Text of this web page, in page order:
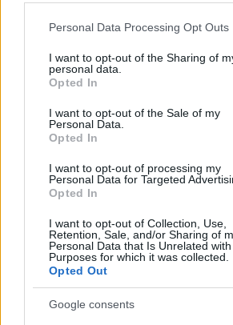
Please note that this website/app uses
not limited to your visit or usage
grant or deny consent to Google and its
use your data for below specified
consent section.
Personal Data Processing Opt Outs
I want to opt-out of the Sharing of
personal data.
Opted In
I want to opt-out of the Sale of my
Personal Data.
Opted In
I want to opt-out of processing my
Personal Data for Targeted
Opted In
I want to opt-out of Collection, Use,
Retention, Sale, and/or Sharing of
Personal Data that Is Unrelated
Purposes for which it was collected.
Opted Out
Google consents
Új vízáteresztő
csapadékvizet
Nem az üres,
épület
parkját
Történelmi táj,
mesél – megújul a